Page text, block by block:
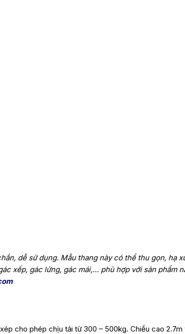
dễ sử dụng. Mẫu thang này có thể thu gọn, hạ
xếp, gác lửng, gác mái,… phù hợp với sản phẩm
cho phép chịu tải từ 300 – 500kg. Chiều cao